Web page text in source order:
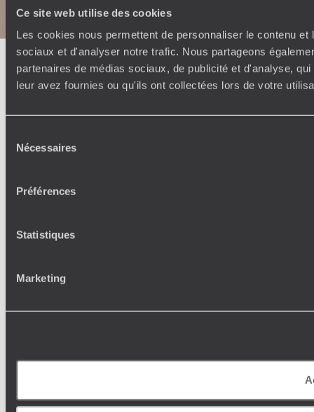
Ce site web utilise des cookies
Les cookies nous permettent de personnaliser le contenu
sociaux et d'analyser notre trafic. Nous partageons
partenaires de médias sociaux, de publicité et d'analyse,
leur avez fournies ou qu'ils ont collectées lors de votre
Nécessaires
Préférences
Statistiques
Marketing
Notice légale et CGU